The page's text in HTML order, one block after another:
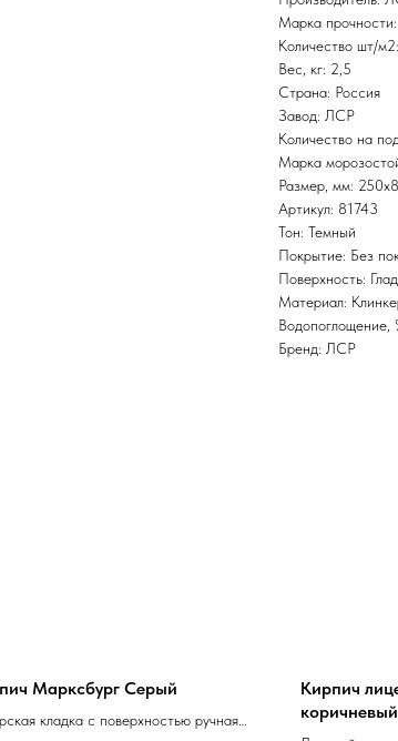
Марка
Количество шт/
Вес, кг: 2,5
Страна: Россия
Завод: ЛСР
Количество на
Марка
Размер, мм:
Артикул: 81743
Тон: Темный
Покрытие: Без
Поверхность:
Материал:
Водопоглощение,
Бренд: ЛСР
Марксбург Серый
кладка с поверхностью ручная
Кирпич